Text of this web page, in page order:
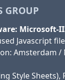
GROUP
Microsoft-
Javascript
Amsterdam /
Style Sheets),